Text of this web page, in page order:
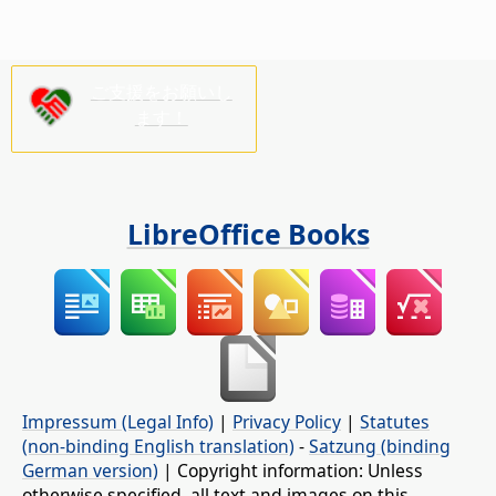
LibreOffice Books
Impressum (Legal Info) | Privacy Policy | Statutes
(non-binding English translation) -Satzung (binding
German version) | Copyright information: Unless